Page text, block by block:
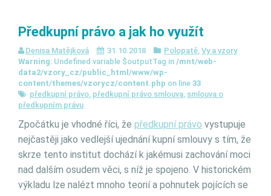
Předkupní právo a jak ho využít
Denisa Matějková 31.10.2018 Polopatě, Vy a vzory
Warning: Undefined variable $outputTag in /mnt/web-
data2/vzory_cz/public_html/www/wp-
content/themes/vzorycz/content.php on line 33
předkupní právo, předkupní právo smlouva, smlouva o
předkupním právu
Zpočátku je vhodné říci, že předkupní právo vystupuje
nejčastěji jako vedlejší ujednání kupní smlouvy s tím, že
skrze tento institut dochází k jakémusi zachování moci
nad dalším osudem věci, s níž je spojeno. V historickém
výkladu lze nalézt mnoho teorií a pohnutek pojících se